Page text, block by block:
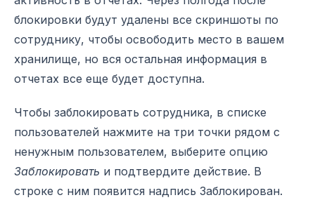
блокировки будут удалены все скриншоты по
сотруднику, чтобы освободить место в вашем
хранилище, но вся остальная информация в
отчетах все еще будет доступна.
Чтобы заблокировать сотрудника, в списке
пользователей нажмите на три точки рядом с
ненужным пользователем, выберите опцию
Заблокировать и подтвердите действие. В
строке с ним появится надпись Заблокирован.